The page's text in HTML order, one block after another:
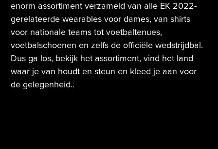
enorm assortiment verzameld van alle EK 2022-
gerelateerde wearables voor dames, van shirts
voor nationale teams tot voetbaltenues,
voetbalschoenen en zelfs de officiële wedstrijdbal.
Dus ga los, bekijk het assortiment, vind het land
waar je van houdt en steun en kleed je aan voor
de gelegenheid..